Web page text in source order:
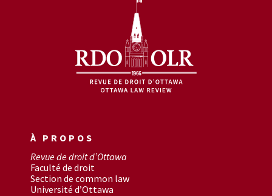
À PROPOS
Revue de droit d’Ottawa
Faculté de droit
Section de common law
Université d’Ottawa